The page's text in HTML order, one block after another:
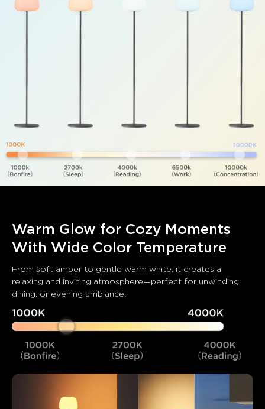
Warm Glow for Cozy Moments
With Wide Color Temperature
From soft amber to gentle warm white, it creates a
relaxing and inviting atmosphere—perfect for unwinding,
dining, or evening ambiance.